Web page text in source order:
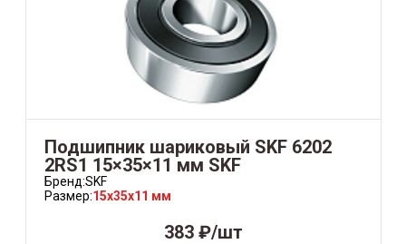
Подшипник шариковый SKF 6202
2RS1 15×35×11 мм SKF
Бренд:SKF
Размер:15x35x11 мм
383 ₽/шт